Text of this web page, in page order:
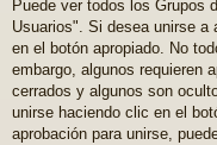
Puede ver todos los Grupos
Usuarios". Si desea unirse a
en el botón apropiado. No
embargo, algunos requieren
cerrados y algunos son
unirse haciendo clic en el
aprobación para unirse,